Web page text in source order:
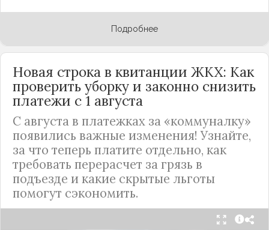
Подробнее
Новая строка в квитанции ЖКХ: Как
проверить уборку и законно снизить
платежи с 1 августа
С августа в платежках за «коммуналку»
появились важные изменения! Узнайте,
за что теперь платите отдельно, как
требовать перерасчет за грязь в
подъезде и какие скрытые льготы
помогут сэкономить.